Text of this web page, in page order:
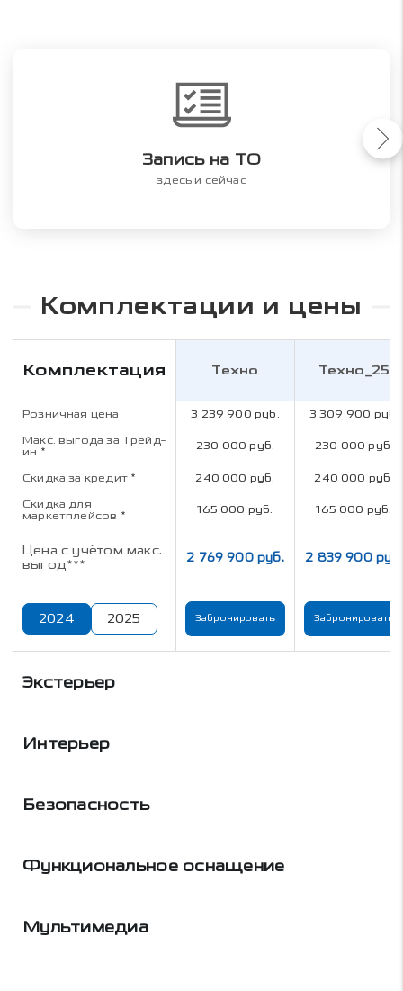
Запись на ТО
здесь и сейчас
Комплектации и цены
Комплектация Техно Техно_25
Розничная цена 3 239 900 руб. 3 309 900 руб.
Макс. выгода за Трейд-
ин * 230 000 руб. 230 000 руб.
Скидка за кредит * 240 000 руб. 240 000 руб.
Скидка для
маркетплейсов * 165 000 руб. 165 000 руб.
Цена с учётом макс.
выгод***
2 769 900 руб. 2 839 900 руб.
2024 2025 Забронировать Забронировать
Экстерьер
Интерьер
Безопасность
Функциональное оснащение
Мультимедиа